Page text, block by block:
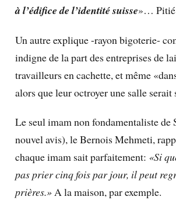
à l’édifice de l’identité suisse»…
Un autre explique -rayon bigoterie-
indigne de la part des entreprises de
travailleurs en cachette, et même
alors que leur octroyer une salle
Le seul imam non fondamentaliste de
nouvel avis), le Bernois Mehmeti,
chaque imam sait parfaitement: «Si
pas prier cinq fois par jour, il peut
prières.»A la maison, par exemple.